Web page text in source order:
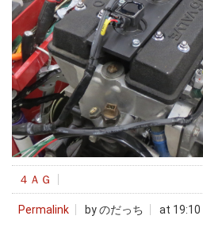
４ＡＧ
Permalink by のだっち at 19:10